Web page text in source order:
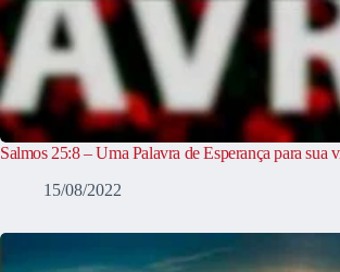
Salmos 25:8 – Uma Palavra de Esperança para sua
15/08/2022